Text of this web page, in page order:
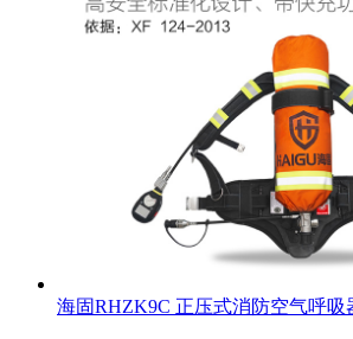
海固RHZK9C 正压式消防空气呼吸